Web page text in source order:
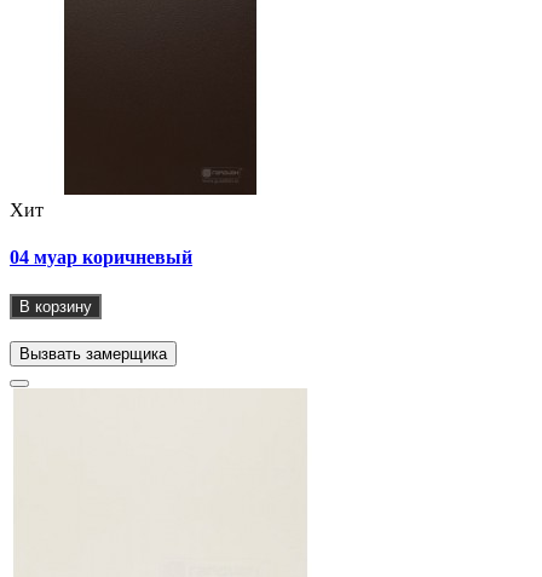
Хит
04 муар коричневый
В корзину
Вызвать замерщика